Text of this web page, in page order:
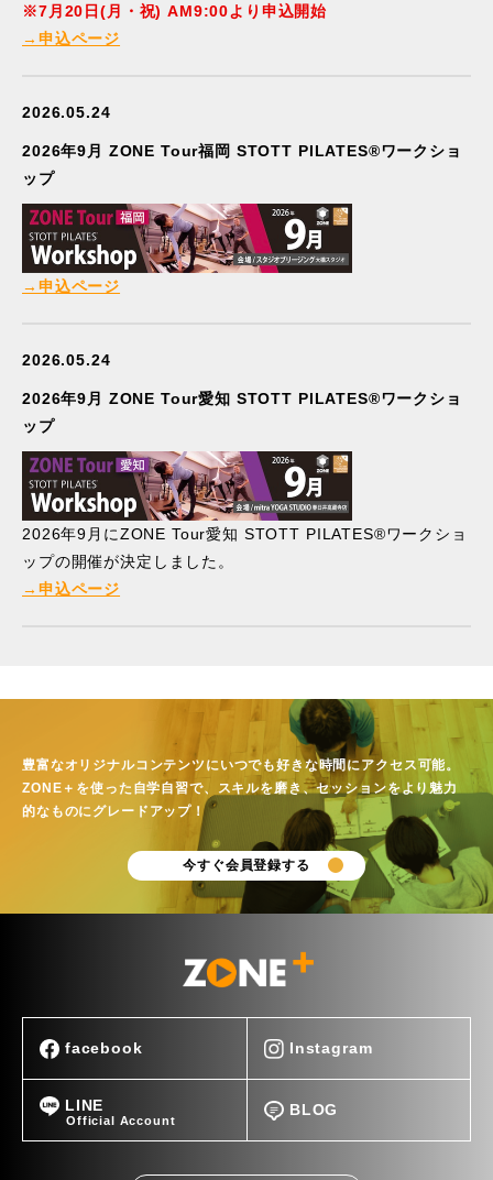
※7月20日(月・祝) AM9:00より申込開始
→申込ページ
2026.05.24
2026年9月 ZONE Tour福岡 STOTT PILATES®ワークショ
ップ
→申込ページ
2026.05.24
2026年9月 ZONE Tour愛知 STOTT PILATES®ワークショ
ップ
2026年9月にZONE Tour愛知 STOTT PILATES®ワークショ
ップの開催が決定しました。
→申込ページ
豊富なオリジナルコンテンツにいつでも好きな時間にアクセス可能。
ZONE＋を使った自学自習で、スキルを磨き、セッションをより 魅力
的なものにグレードアップ！
今すぐ会員登録する
facebook Instagram
LINE
Official Account
BLOG